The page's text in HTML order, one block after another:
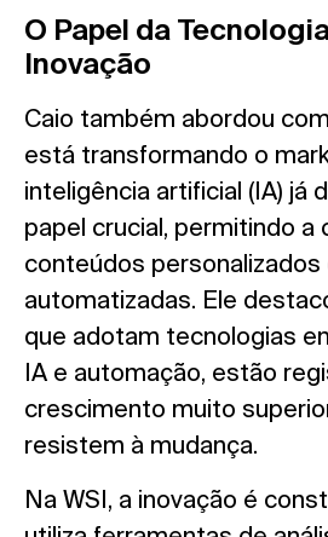
O Papel da
Inovação
Caio também abordou
está transformando o
inteligência artificial (IA) já
papel crucial, permitindo a
conteúdos
automatizadas. Ele
que adotam tecnologias
IA e automação, estão
crescimento muito
resistem à mudança.
Na WSI, a inovação é